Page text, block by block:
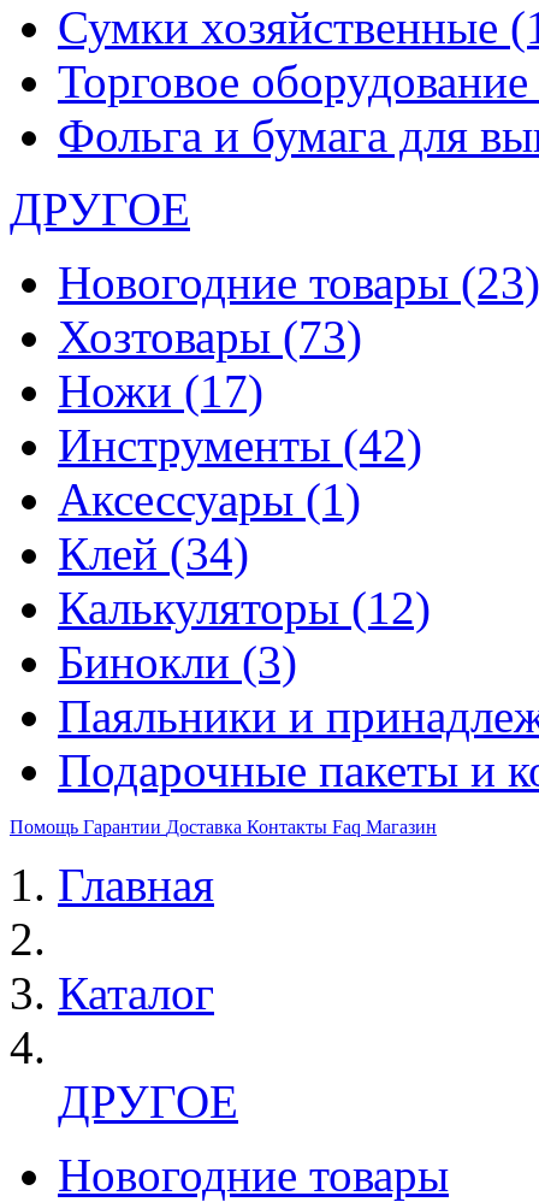
Сумки хозяйственные
Торговое оборудование
Фольга и бумага для
ДРУГОЕ
Новогодние товары (23)
Хозтовары (73)
Ножи (17)
Инструменты (42)
Аксессуары (1)
Клей (34)
Калькуляторы (12)
Бинокли (3)
Паяльники и
Подарочные пакеты и
Помощь Гарантии Доставка Контакты Faq Магазин
Главная
Каталог
ДРУГОЕ
Новогодние товары